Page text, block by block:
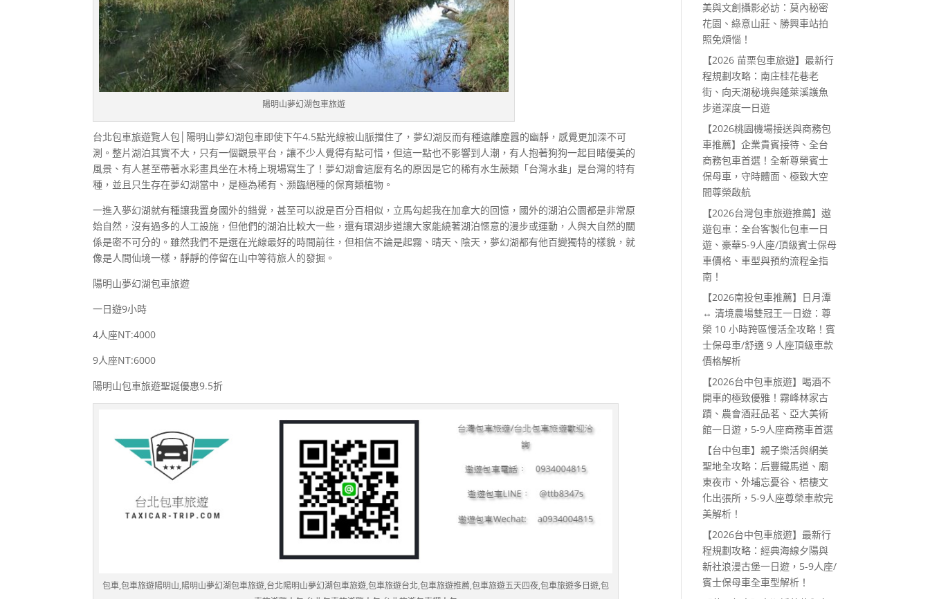
陽明山夢幻湖包車旅遊
台北包車旅遊覽人包│陽明山夢幻湖包車即使下午4.5點光線被山脈擋住了，夢幻湖反而有種遠離塵囂的幽靜，感覺更加深不可
測。整片湖泊其實不大，只有一個觀景平台，讓不少人覺得有點可惜，但這一點也不影響到人潮，有人抱著狗狗一起目睹優美的
風景、有人甚至帶著水彩畫具坐在木椅上現場寫生了！夢幻湖會這麼有名的原因是它的稀有水生蕨類「台灣水韭」是台灣的特有
種，並且只生存在夢幻湖當中，是極為稀有、瀕臨絕種的保育類植物。
一進入夢幻湖就有種讓我置身國外的錯覺，甚至可以說是百分百相似，立馬勾起我在加拿大的回憶，國外的湖泊公園都是非常原
始自然，沒有過多的人工設施，但他們的湖泊比較大一些，還有環湖步道讓大家能繞著湖泊愜意的漫步或運動，人與大自然的關
係是密不可分的。雖然我們不是選在光線最好的時間前往，但相信不論是起霧、晴天、陰天，夢幻湖都有他百變獨特的樣貌，就
像是人間仙境一樣，靜靜的停留在山中等待旅人的發掘。
陽明山夢幻湖包車旅遊
一日遊9小時
4人座NT:4000
9人座NT:6000
陽明山包車旅遊聖誕優惠9.5折
包車,包車旅遊陽明山,陽明山夢幻湖包車旅遊,台北陽明山夢幻湖包車旅遊,包車旅遊台北,包車旅遊推薦,包車旅遊五天四夜,包車旅遊多日遊,包
美與文創攝影必訪：莫內秘密
花園、綠意山莊、勝興車站拍
照免煩惱！
【2026 苗栗包車旅遊】最新行
程規劃攻略：南庄桂花巷老
街、向天湖秘境與蓬萊溪護魚
步道深度一日遊
【2026桃園機場接送與商務包
車推薦】企業貴賓接待、全台
商務包車首選！全新尊榮賓士
保母車，守時體面、極致大空
間尊榮啟航
【2026台灣包車旅遊推薦】遨
遊包車：全台客製化包車一日
遊、豪華5-9人座/頂級賓士保母
車價格、車型與預約流程全指
南！
【2026南投包車推薦】日月潭
↔ 清境農場雙冠王一日遊：尊
榮 10 小時跨區慢活全攻略！賓
士保母車/舒適 9 人座頂級車款
價格解析
【2026台中包車旅遊】喝酒不
開車的極致優雅！霧峰林家古
蹟、農會酒莊品茗、亞大美術
館一日遊，5-9人座商務車首選
【台中包車】親子樂活與網美
聖地全攻略：后豐鐵馬道、廟
東夜市、外埔忘憂谷、梧棲文
化出張所，5-9人座尊榮車款完
美解析！
【2026台中包車旅遊】最新行
程規劃攻略：經典海線夕陽與
新社浪漫古堡一日遊，5-9人座/
賓士保母車全車型解析！